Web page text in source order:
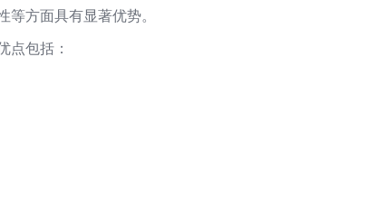
方面具有显著优势。
点包括：